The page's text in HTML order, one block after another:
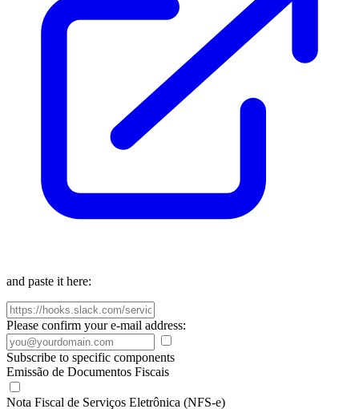
and paste it here:
Please confirm your e-mail address:
Subscribe to specific components
Emissão de Documentos Fiscais
Nota Fiscal de Serviços Eletrônica (NFS-e)